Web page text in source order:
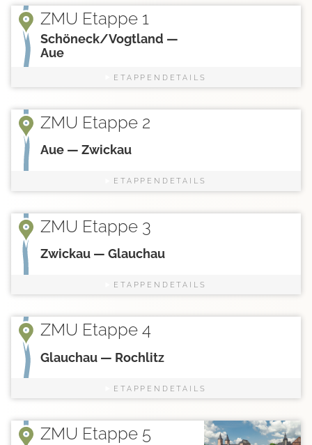
ZMU Etappe 1
Schöneck/Vogtland —
Aue
ETAPPENDETAILS
ZMU Etappe 2
Aue — Zwickau
ETAPPENDETAILS
ZMU Etappe 3
Zwickau — Glauchau
ETAPPENDETAILS
ZMU Etappe 4
Glauchau — Rochlitz
ETAPPENDETAILS
ZMU Etappe 5